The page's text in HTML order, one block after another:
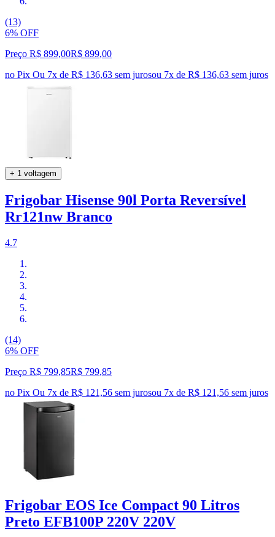
(13)
6% OFF
Preço R$ 899,00R$ 899,00
no Pix Ou 7x de R$ 136,63 sem jurosou 7x de R$ 136,63 sem juros
+ 1 voltagem
Frigobar Hisense 90l Porta Reversível
Rr121nw Branco
4.7
(14)
6% OFF
Preço R$ 799,85R$ 799,85
no Pix Ou 7x de R$ 121,56 sem jurosou 7x de R$ 121,56 sem juros
Frigobar EOS Ice Compact 90 Litros
Preto EFB100P 220V 220V